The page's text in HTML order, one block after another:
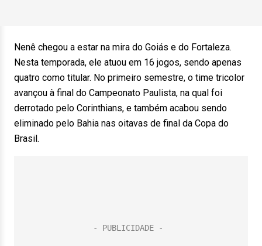
Nenê chegou a estar na mira do Goiás e do Fortaleza.
Nesta temporada, ele atuou em 16 jogos, sendo apenas
quatro como titular. No primeiro semestre, o time tricolor
avançou à final do Campeonato Paulista, na qual foi
derrotado pelo Corinthians, e também acabou sendo
eliminado pelo Bahia nas oitavas de final da Copa do
Brasil.